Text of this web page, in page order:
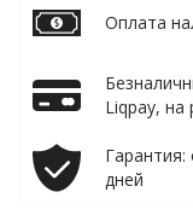
Оплата
Liqpay, на
дней